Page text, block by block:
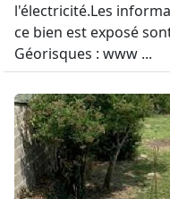
l'électricité.Les
ce bien est exposé
Géorisques : www ...